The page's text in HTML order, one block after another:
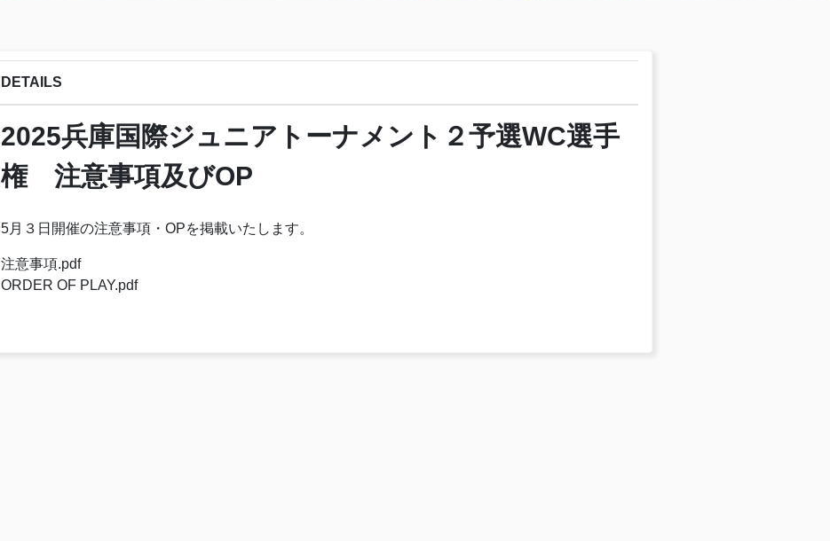
DETAILS
2025兵庫国際ジュニアトーナメント２予選WC選手
権 注意事項及びOP
5月３日開催の注意事項・OPを掲載いたします。
注意事項.pdf
ORDER OF PLAY.pdf